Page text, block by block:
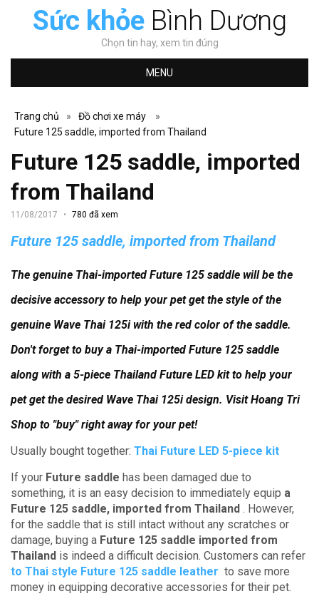
Sức khỏeBình Dương
Chọn tin hay, xem tin đúng
MENU
Trang chủ » Đồ chơi xe máy
»
Future 125 saddle, imported from Thailand
Future 125 saddle, imported
from Thailand
11/08/2017 780 đã xem
Future 125 saddle, imported from Thailand
The genuine Thai-imported Future 125 saddle will be the
decisive accessory to help your pet get the style of the
genuine Wave Thai 125i with the red color of the saddle.
Don't forget to buy a Thai-imported Future 125 saddle
along with a 5-piece Thailand Future LED kit to help your
pet get the desired Wave Thai 125i design. Visit Hoang Tri
Shop to "buy" right away for your pet!
Usually bought together: Thai Future LED 5-piece kit
If your Future saddle has been damaged due to
something, it is an easy decision to immediately equip a
Future 125 saddle, imported from Thailand . However,
for the saddle that is still intact without any scratches or
damage, buying a Future 125 saddle imported from
Thailand is indeed a difficult decision. Customers can refer
to Thai style Future 125 saddle leather to save more
money in equipping decorative accessories for their pet.